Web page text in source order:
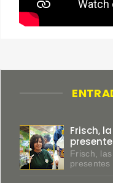
Frisch,
presente
Frisch,
presentes